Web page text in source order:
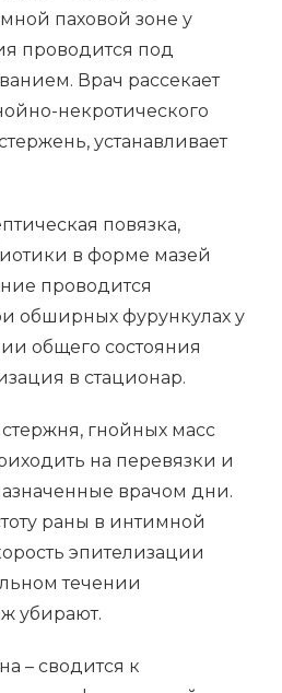
паховой зоне у
проводится под
Врач рассекает
некротического
устанавливает
повязка,
в форме мазей
проводится
обширных фурункулах у
общего состояния
в стационар.
гнойных масс
на перевязки и
врачом дни.
раны в интимной
эпителизации
течении
убирают.
– сводится к